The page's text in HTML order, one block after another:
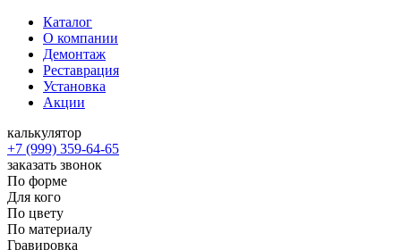
Каталог
О компании
Демонтаж
Реставрация
Установка
Акции
калькулятор
+7 (999) 359-64-65
заказать звонок
По форме
Для кого
По цвету
По материалу
Гравировка